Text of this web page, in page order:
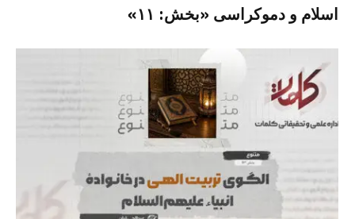
اسلام و دموکراسی «بخش: ۱۱»